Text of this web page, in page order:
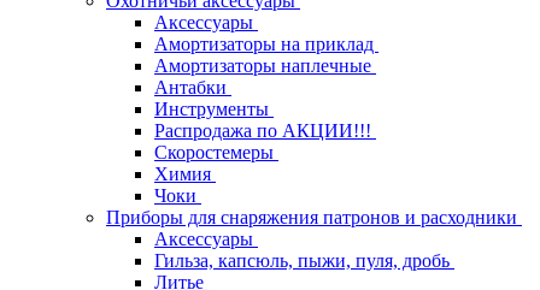
Аксессуары
Амортизаторы на приклад
Амортизаторы наплечные
Антабки
Инструменты
Распродажа по АКЦИИ!!!
Скоростемеры
Химия
Чоки
Приборы для снаряжения патронов и расходники
Аксессуары
Гильза, капсюль, пыжи, пуля, дробь
Литье